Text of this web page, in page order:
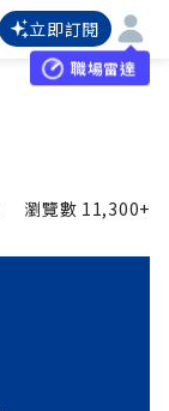
立即訂閱
職場雷達
瀏覽數 11,300+